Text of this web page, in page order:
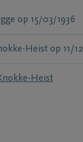
op 15/03/1936
Heist op 11/
Heist